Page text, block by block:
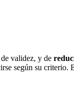
validez, y de
según su criterio.